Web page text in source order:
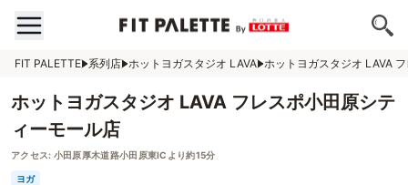
FIT PALETTE 系列店 ホットヨガスタジオ LAVA ホットヨガスタジオ LAVA
ホットヨガスタジオ LAVA フレスポ小田原シテ
ィーモール店
アクセス: 小田原厚木道路小田原東ICより約15分
ヨガ